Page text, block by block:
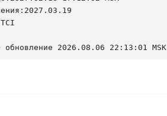
обновление 2026.08.06 22:13:01 MSK